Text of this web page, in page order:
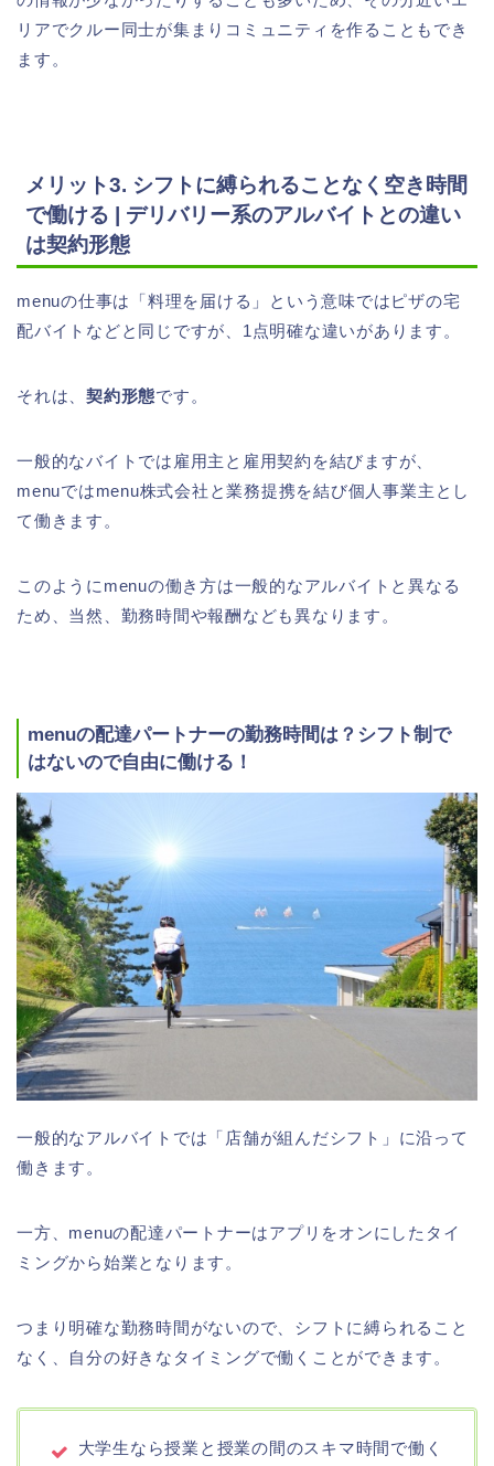
リアでクルー同士が集まりコミュニティを作ることもでき
ます。
メリット3. シフトに縛られることなく空き時間
で働ける | デリバリー系のアルバイトとの違い
は契約形態
menuの仕事は「料理を届ける」という意味ではピザの宅
配バイトなどと同じですが、1点明確な違いがあります。
それは、契約形態です。
一般的なバイトでは雇用主と雇用契約を結びますが、
menuではmenu株式会社と業務提携を結び個人事業主とし
て働きます。
このようにmenuの働き方は一般的なアルバイトと異なる
ため、当然、勤務時間や報酬なども異なります。
menuの配達パートナーの勤務時間は？シフト制で
はないので自由に働ける！
一般的なアルバイトでは「店舗が組んだシフト」に沿って
働きます。
一方、menuの配達パートナーはアプリをオンにしたタイ
ミングから始業となります。
つまり明確な勤務時間がないので、シフトに縛られること
なく、自分の好きなタイミングで働くことができます。
大学生なら授業と授業の間のスキマ時間で働く